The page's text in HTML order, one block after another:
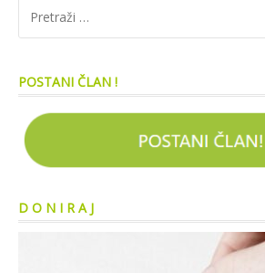
POSTANI ČLAN !
D O N I R A J